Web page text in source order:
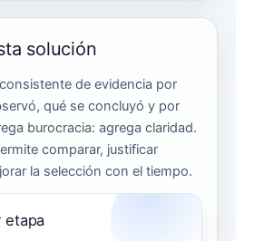
solución
de evidencia por
qué se concluyó y por
burocracia: agrega claridad.
comparar, justificar
la selección con el tiempo.
etapa